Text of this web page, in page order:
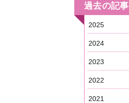
過去の記事
2025
2024
2023
2022
2021